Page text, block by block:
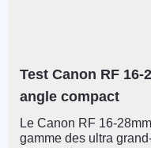
Test Canon RF
angle compact
Le Canon RF 16-
gamme des ultra